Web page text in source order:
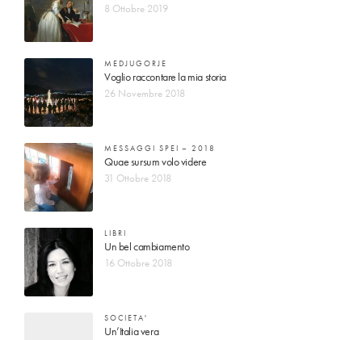
8 Ottobre 2019
MEDJUGORJE
Voglio raccontare la mia storia
26 Novembre 2018
MESSAGGI SPEI – 2018
Quae sursum volo videre
31 Ottobre 2018
LIBRI
Un bel cambiamento
16 Ottobre 2018
SOCIETA'
Un’Italia vera